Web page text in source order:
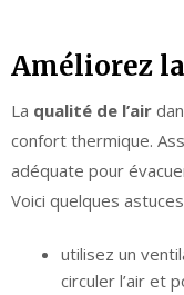
Améliorez
La qualité de l’air
confort thermique.
adéquate pour
Voici quelques
utilisez un
circuler l’air et